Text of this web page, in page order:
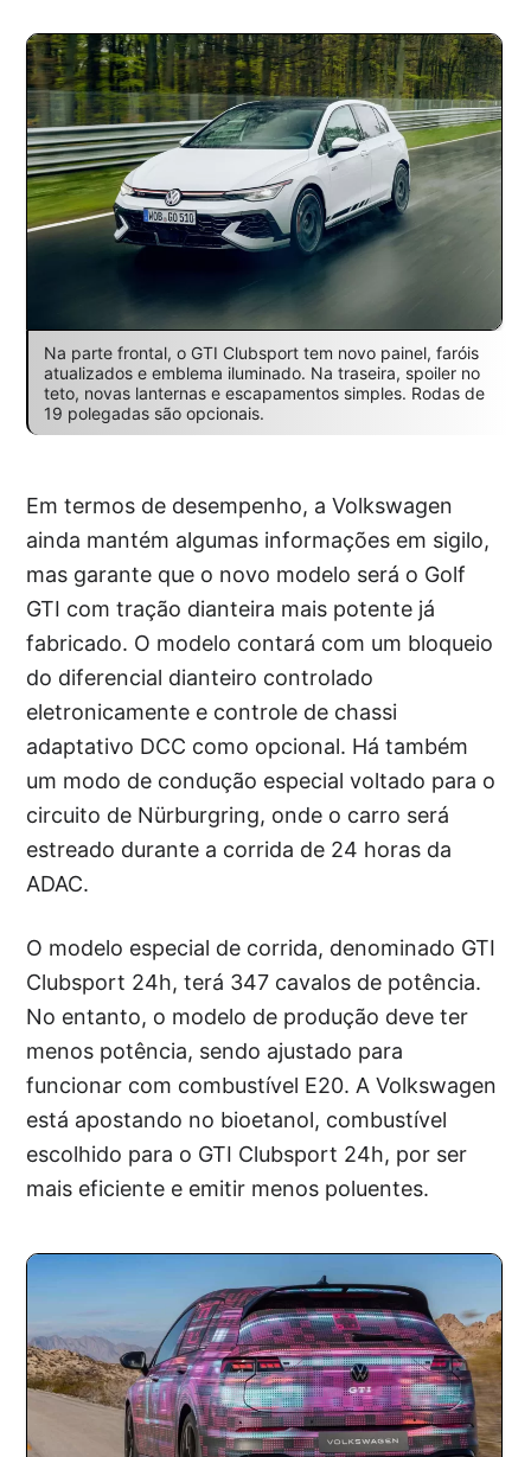
Na parte frontal, o GTI Clubsport tem novo painel, faróis
atualizados e emblema iluminado. Na traseira, spoiler no
teto, novas lanternas e escapamentos simples. Rodas de
19 polegadas são opcionais.
Em termos de desempenho, a Volkswagen
ainda mantém algumas informações em sigilo,
mas garante que o novo modelo será o Golf
GTI com tração dianteira mais potente já
fabricado. O modelo contará com um bloqueio
do diferencial dianteiro controlado
eletronicamente e controle de chassi
adaptativo DCC como opcional. Há também
um modo de condução especial voltado para o
circuito de Nürburgring, onde o carro será
estreado durante a corrida de 24 horas da
ADAC.
O modelo especial de corrida, denominado GTI
Clubsport 24h, terá 347 cavalos de potência.
No entanto, o modelo de produção deve ter
menos potência, sendo ajustado para
funcionar com combustível E20. A Volkswagen
está apostando no bioetanol, combustível
escolhido para o GTI Clubsport 24h, por ser
mais eficiente e emitir menos poluentes.